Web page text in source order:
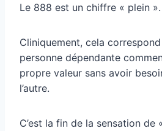
Le 888 est un chiffre « plein ».
Cliniquement, cela
personne dépendante
propre valeur sans avoir
l’autre.
C’est la fin de la sensation de